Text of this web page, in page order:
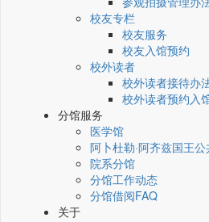
校友专栏
校友服务
校友入馆预约
校外读者
校外读者接待办
校外读者预约入
分馆服务
医学馆
阿卜杜勒·阿齐兹国王
院系分馆
分馆工作动态
分馆借阅FAQ
关于